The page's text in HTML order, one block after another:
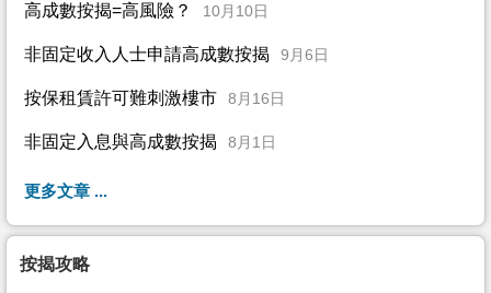
高成數按揭=高風險？ 10月10日
非固定收入人士申請高成數按揭 9月6日
按保租賃許可難刺激樓市 8月16日
非固定入息與高成數按揭 8月1日
更多文章 ...
按揭攻略